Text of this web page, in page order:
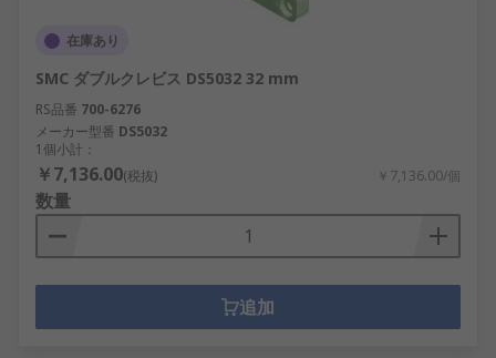
在庫あり
SMC ダブルクレビス DS5032 32 mm
RS品番 700-6276
メーカー型番 DS5032
1個小計：
￥7,136.00(税抜) ￥7,136.00/個
数量
追加